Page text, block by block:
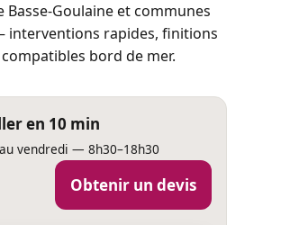
Basse-Goulaine et communes
interventions rapides, finitions
bord de mer.
en 10 min
vendredi — 8h30–18h30
Obtenir un devis